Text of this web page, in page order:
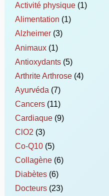
Activité physique (1)
Alimentation (1)
Alzheimer (3)
Animaux (1)
Antioxydants (5)
Arthrite Arthrose (4)
Ayurvéda (7)
Cancers (11)
Cardiaque (9)
ClO2 (3)
Co-Q10 (5)
Collagène (6)
Diabètes (6)
Docteurs (23)